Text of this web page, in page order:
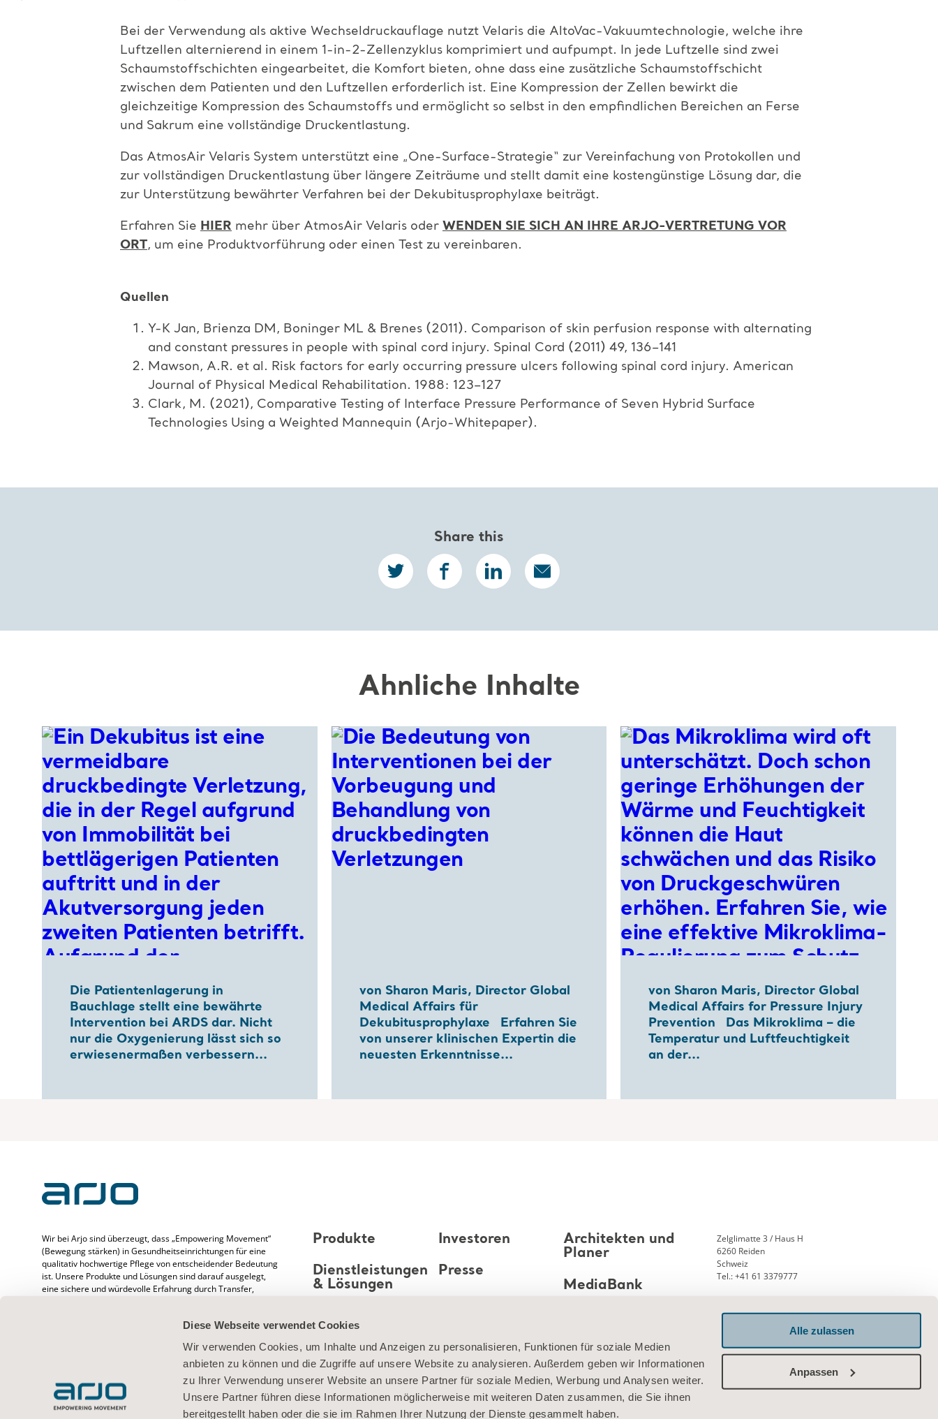
Diese Webseite verwendet Cookies
Wir verwenden Cookies, um Inhalte und Anzeigen zu personalisieren, Funktionen für soziale Medien
anbieten zu können und die Zugriffe auf unsere Website zu analysieren. Außerdem geben wir Informationen
zu Ihrer Verwendung unserer Website an unsere Partner für soziale Medien, Werbung und Analysen weiter.
Unsere Partner führen diese Informationen möglicherweise mit weiteren Daten zusammen, die Sie ihnen
bereitgestellt haben oder die sie im Rahmen Ihrer Nutzung der Dienste gesammelt haben.
Alle zulassen
Anpassen
Bei der Verwendung als aktive Wechseldruckauflage nutzt Velaris die AltoVac-Vakuumtechnologie, welche ihre
Luftzellen alternierend in einem 1-in-2-Zellenzyklus komprimiert und aufpumpt. In jede Luftzelle sind zwei
Schaumstoffschichten eingearbeitet, die Komfort bieten, ohne dass eine zusätzliche Schaumstoffschicht
zwischen dem Patienten und den Luftzellen erforderlich ist. Eine Kompression der Zellen bewirkt die
gleichzeitige Kompression des Schaumstoffs und ermöglicht so selbst in den empfindlichen Bereichen an Ferse
und Sakrum eine vollständige Druckentlastung.
Das AtmosAir Velaris System unterstützt eine „One-Surface-Strategie“ zur Vereinfachung von Protokollen und
zur vollständigen Druckentlastung über längere Zeiträume und stellt damit eine kostengünstige Lösung dar, die
zur Unterstützung bewährter Verfahren bei der Dekubitusprophylaxe beiträgt.
Erfahren Sie HIER mehr über AtmosAir Velaris oder WENDEN SIE SICH AN IHRE ARJO-VERTRETUNG VOR
ORT, um eine Produktvorführung oder einen Test zu vereinbaren.
Quellen
Y-K Jan, Brienza DM, Boninger ML & Brenes (2011). Comparison of skin perfusion response with alternating
and constant pressures in people with spinal cord injury. Spinal Cord (2011) 49, 136–141
Mawson, A.R. et al. Risk factors for early occurring pressure ulcers following spinal cord injury. American
Journal of Physical Medical Rehabilitation. 1988: 123–127
Clark, M. (2021), Comparative Testing of Interface Pressure Performance of Seven Hybrid Surface
Technologies Using a Weighted Mannequin (Arjo-Whitepaper).
Share this
Ähnliche Inhalte
Die Patientenlagerung in
Bauchlage stellt eine bewährte
Intervention bei ARDS dar. Nicht
nur die Oxygenierung lässt sich so
erwiesenermaßen verbessern...
von Sharon Maris, Director Global
Medical Affairs für
Dekubitusprophylaxe Erfahren Sie
von unserer klinischen Expertin die
neuesten Erkenntnisse...
von Sharon Maris, Director Global
Medical Affairs for Pressure Injury
Prevention Das Mikroklima – die
Temperatur und Luftfeuchtigkeit
an der...
Wir bei Arjo sind überzeugt, dass „Empowering Movement“
(Bewegung stärken) in Gesundheitseinrichtungen für eine
qualitativ hochwertige Pflege von entscheidender Bedeutung
ist. Unsere Produkte und Lösungen sind darauf ausgelegt,
eine sichere und würdevolle Erfahrung durch Transfer,
Verletzungen und venöser Thromboembolie zu fördern. Wir
verfügen über mehr als 65 Jahre Erfahrung im Umgang mit
Patienten/Bewohnern und medizinischem Fachpersonal.
Außerdem setzen wir uns für bessere klinische Ergebnisse
bei Menschen ein, deren Mobilität beeinträchtigt ist.
Produkte
Dienstleistungen
& Lösungen
Über uns
Kontaktieren Sie
uns
Investoren
Presse
Architekten und
Planer
MediaBank
Zelglimatte 3 / Haus H
6260 Reiden
Schweiz
Tel.: +41 61 3379777
Verbinden Sie sich mit uns